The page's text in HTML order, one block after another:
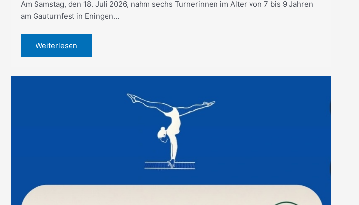
Am Samstag, den 18. Juli 2026, nahm sechs Turnerinnen im Alter von 7 bis 9 Jahren
am Gauturnfest in Eningen…
Weiterlesen